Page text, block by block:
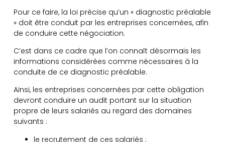
Pour ce faire, la loi précise qu’un « diagnostic préalable
» doit être conduit par les entreprises concernées, afin
de conduire cette négociation.
C’est dans ce cadre que l’on connaît désormais les
informations considérées comme nécessaires à la
conduite de ce diagnostic préalable.
Ainsi, les entreprises concernées par cette obligation
devront conduire un audit portant sur la situation
propre de leurs salariés au regard des domaines
suivants :
le recrutement de ces salariés ;